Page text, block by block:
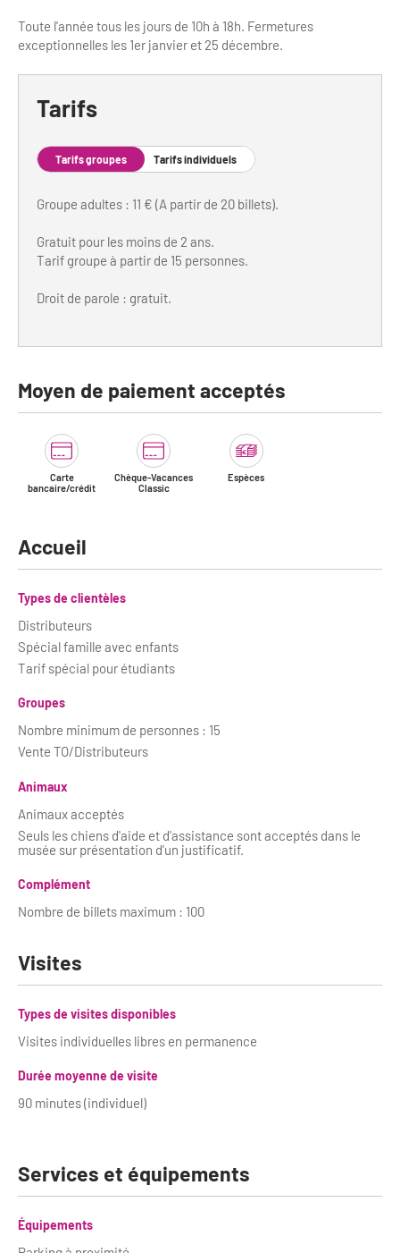
Toute l'année tous les jours de 10h à 18h. Fermetures
exceptionnelles les 1er janvier et 25 décembre.
Tarifs
Tarifs groupes Tarifs individuels
Groupe adultes : 11 € (A partir de 20 billets).
Gratuit pour les moins de 2 ans.
Tarif groupe à partir de 15 personnes.
Droit de parole : gratuit.
Moyen de paiement acceptés
Carte
bancaire/crédit
Chèque-Vacances
Classic
Espèces
Accueil
Types de clientèles
Distributeurs
Spécial famille avec enfants
Tarif spécial pour étudiants
Groupes
Nombre minimum de personnes : 15
Vente TO/Distributeurs
Animaux
Animaux acceptés
Seuls les chiens d'aide et d'assistance sont acceptés dans le
musée sur présentation d'un justificatif.
Complément
Nombre de billets maximum : 100
Visites
Types de visites disponibles
Visites individuelles libres en permanence
Durée moyenne de visite
90 minutes (individuel)
Services et équipements
Équipements